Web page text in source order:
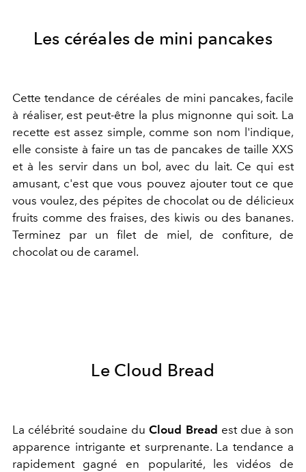
Les céréales de mini pancakes
Cette tendance de céréales de mini pancakes, facile
à réaliser, est peut-être la plus mignonne qui soit. La
recette est assez simple, comme son nom l'indique,
elle consiste à faire un tas de pancakes de taille XXS
et à les servir dans un bol, avec du lait. Ce qui est
amusant, c'est que vous pouvez ajouter tout ce que
vous voulez, des pépites de chocolat ou de délicieux
fruits comme des fraises, des kiwis ou des bananes.
Terminez par un filet de miel, de confiture, de
chocolat ou de caramel.
Le Cloud Bread
La célébrité soudaine duCloud Bread est due à son
apparence intrigante et surprenante. La tendance a
rapidement gagné en popularité, les vidéos de